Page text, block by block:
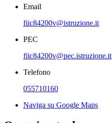
Email
fiic84200v@istruzione.it
PEC
fiic84200v@pec.istruzione.it
Telefono
055710160
Naviga su Google Maps